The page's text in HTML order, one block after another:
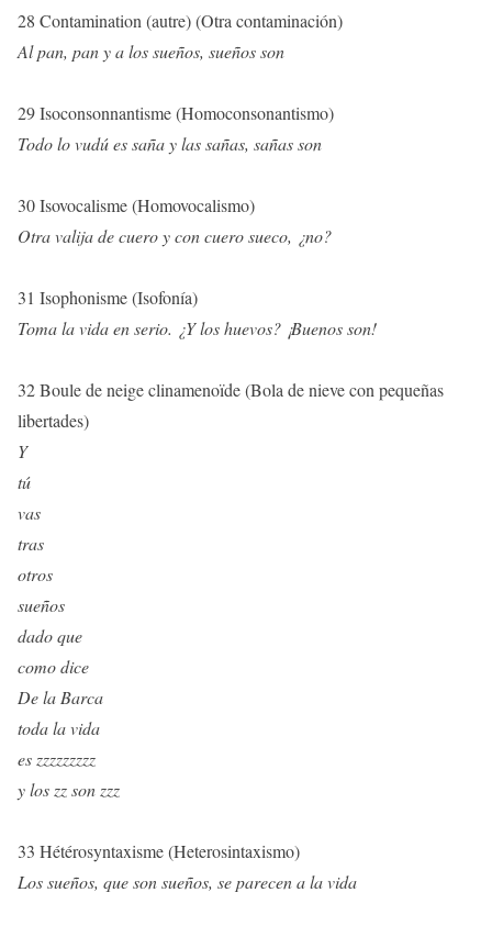
28 Contamination (autre) (Otra contaminación)
Al pan, pan y a los sueños, sueños son
29 Isoconsonnantisme (Homoconsonantismo)
Todo lo vudú es saña y las sañas, sañas son
30 Isovocalisme (Homovocalismo)
Otra valija de cuero y con cuero sueco, ¿no?
31 Isophonisme (Isofonía)
Toma la vida en serio. ¿Y los huevos? ¡Buenos son!
32 Boule de neige clinamenoïde (Bola de nieve con pequeñas
libertades)
Y
tú
vas
tras
otros
sueños
dado que
como dice
De la Barca
toda la vida
es zzzzzzzzz
y los zz son zzz
33 Hétérosyntaxisme (Heterosintaxismo)
Los sueños, que son sueños, se parecen a la vida